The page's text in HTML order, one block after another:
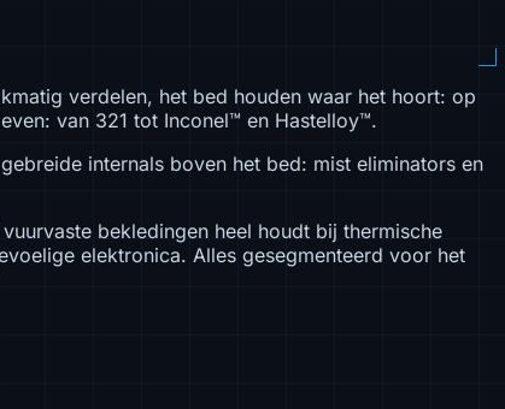
verdelen, het bed houden waar het hoort: op
van 321 tot Inconel™ en Hastelloy™.
internals boven het bed: mist eliminators en
bekledingen heel houdt bij thermische
elektronica. Alles gesegmenteerd voor het